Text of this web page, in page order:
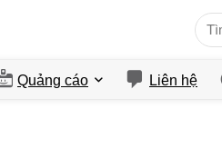
Quảng cáo Liên hệ